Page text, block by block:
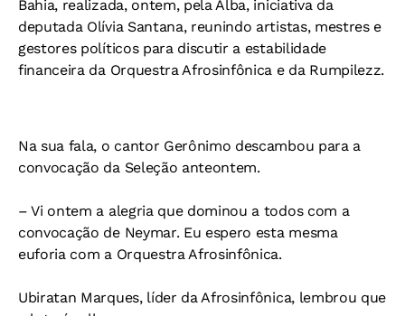
Bahia, realizada, ontem, pela Alba, iniciativa da
deputada Olívia Santana, reunindo artistas, mestres e
gestores políticos para discutir a estabilidade
financeira da Orquestra Afrosinfônica e da Rumpilezz.
Na sua fala, o cantor Gerônimo descambou para a
convocação da Seleção anteontem.
– Vi ontem a alegria que dominou a todos com a
convocação de Neymar. Eu espero esta mesma
euforia com a Orquestra Afrosinfônica.
Ubiratan Marques, líder da Afrosinfônica, lembrou que